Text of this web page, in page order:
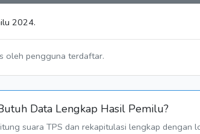
2024.
oleh pengguna terdaftar.
Data Lengkap Hasil Pemilu?
suara TPS dan rekapitulasi lengkap dengan